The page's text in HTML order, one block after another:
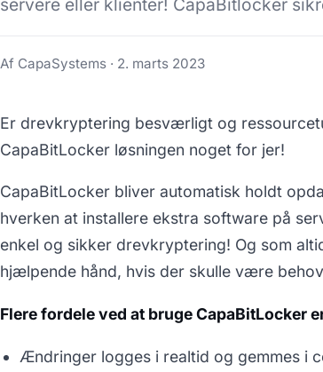
servere eller klienter! CapaBitlocker
Af CapaSystems · 2. marts 2023
Er drevkryptering besværligt og
CapaBitLocker løsningen noget for jer!
CapaBitLocker bliver automatisk holdt
hverken at installere ekstra software på
enkel og sikker drevkryptering! Og som
hjælpende hånd, hvis der skulle være
Flere fordele ved at bruge CapaBitLocker
Ændringer logges i realtid og gemmes i